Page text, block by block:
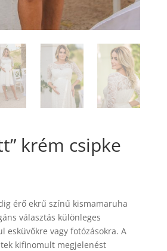
krém csipke
érő ekrű színű kismamaruha
választás különleges
esküvőkre vagy fotózásokra. A
kifinomult megjelenést